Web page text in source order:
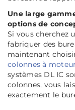
Une large
options de
Si vous cherchez
fabriquer des
maintenant
colonnes à
systèmes DL IC
colonnes, vous
exactement le